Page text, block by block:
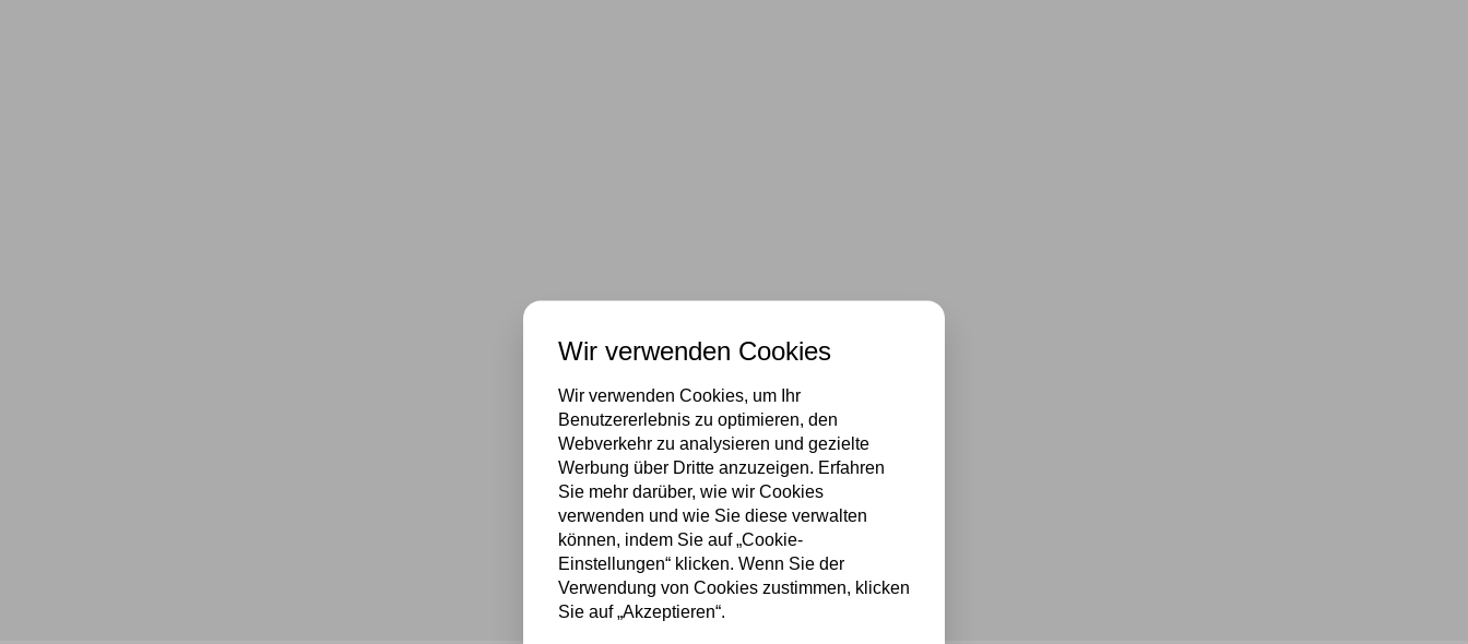
Wir verwenden Cookies
Wir verwenden Cookies, um Ihr
Benutzererlebnis zu optimieren, den
Webverkehr zu analysieren und gezielte
Werbung über Dritte anzuzeigen. Erfahren
Sie mehr darüber, wie wir Cookies
verwenden und wie Sie diese verwalten
können, indem Sie auf „Cookie-
Einstellungen“ klicken. Wenn Sie der
Verwendung von Cookies zustimmen, klicken
Sie auf „Akzeptieren“.